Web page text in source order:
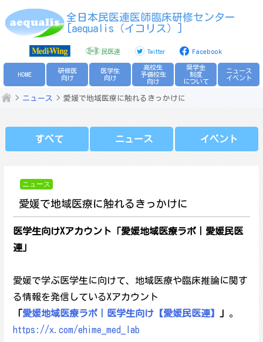
to
全日本民医連医師臨床研修センター
[aequalis（イコリス）]
民医連 Twitter Facebook
HOME
研修医
向け
医学生
向け
高校生
予備校生
向け
奨学金
制度
について
ニュース
イベント
ニュース 愛媛で地域医療に触れるきっかけに
すべて ニュース イベント
ニュース
愛媛で地域医療に触れるきっかけに
医学生向けXアカウント「愛媛地域医療ラボ｜愛媛民医
連」
愛媛で学ぶ医学生に向けて、地域医療や臨床推論に関す
る情報を発信しているXアカウント
「愛媛地域医療ラボ｜医学生向け【愛媛民医連】
。
https://x.com/ehime_med_lab